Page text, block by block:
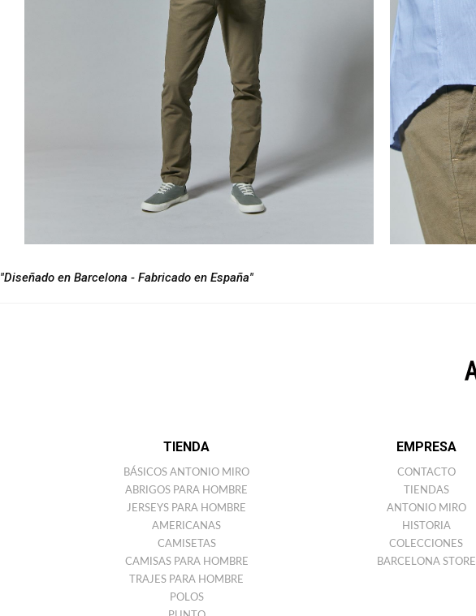
"Diseñado en Barcelona - Fabricado en España"
TIENDA
BÁSICOS ANTONIO MIRO
ABRIGOS PARA HOMBRE
JERSEYS PARA HOMBRE
AMERICANAS
CAMISETAS
CAMISAS PARA HOMBRE
TRAJES PARA HOMBRE
POLOS
EMPRESA
CONTACTO
TIENDAS
ANTONIO MIRO
HISTORIA
COLECCIONES
BARCELONA STORE